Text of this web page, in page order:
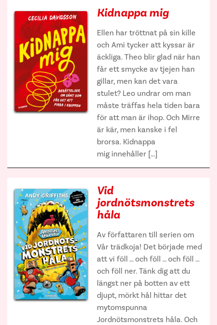
Kidnappa mig
Ellen har tröttnat på sin kille
och Ami tycker att kyssar är
äckliga. Theo blir glad när han
får ett smycke av tjejen han
gillar, men kan det vara
stulet? Leo undrar om man
måste träffas hela tiden bara
för att man är ihop. Och Mirre
är kär, men kanske i fel
brorsa. Kidnappa
mig innehåller […]
Vid
jordnötsmonstrets
håla
Av författaren till serien om
Vår trädkoja! Det började med
att vi föll … och föll … och föll …
och föll ner. Tänk dig att du
längst ner på botten av ett
djupt, mörkt hål hittar det
mytomspunna
Jordnötsmonstrets håla. Och